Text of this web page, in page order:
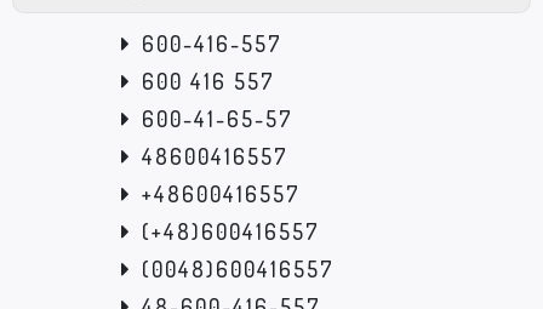
600-416-557
600 416 557
600-41-65-57
48600416557
+48600416557
(+48)600416557
(0048)600416557